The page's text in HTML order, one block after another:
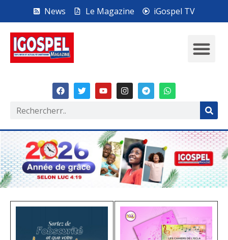
News Le Magazine iGospel TV